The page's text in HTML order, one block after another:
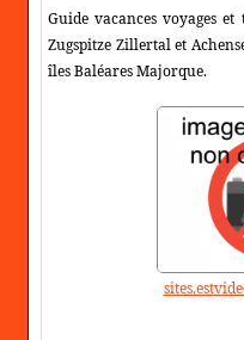
Guide vacances voyages
Zugspitze Zillertal et
îles Baléares Majorque.